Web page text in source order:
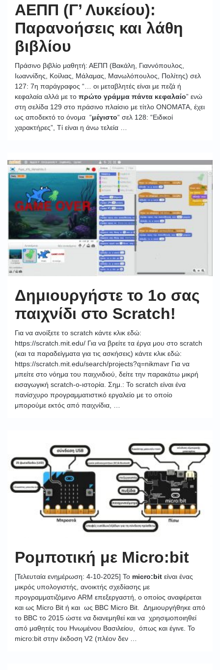
ΑΕΠΠ (Γ’ Λυκείου):
Παρανοήσεις και λάθη
βιβλίου
Πράσινο βιβλίο μαθητή: ΑΕΠΠ (Βακάλη, Γιαννόπουλος,
Ιωαννίδης, Κοίλιας, Μάλαμας, Μανωλόπουλος, Πολίτης) σελ
127: 7η παράγραφος “… οι μεταβλητές είναι με πεζά ή
κεφαλαία αλλά με το πρώτο γράμμα πάντα κεφαλαίο” ενώ
στη σελίδα 129 στο πράσινο πλαίσιο με τίτλο ΟΝΟΜΑΤΑ, έχει
ως αποδεκτό το όνομα “μέγιστο“ σελ 128: “Ειδικοί
χαρακτήρες”, Τί είναι η άνω τελεία …
Δημιουργήστε το 1ο σας
παιχνίδι στο Scratch!
Για να ανοίξετε το scratch κάντε κλικ εδώ:
https://scratch.mit.edu/ Για να βρείτε τα έργα μου στο scratch
(και τα παραδείγματα για τις ασκήσεις) κάντε κλικ εδώ:
https://scratch.mit.edu/search/projects?q=nikmavr Για να
μπείτε στο νόημα του παιχνιδιού, δείτε την παρακάτω μικρή
εισαγωγική scratch-ο-ιστορία. Σημ.: Το scratch είναι ένα
πανίσχυρο προγραμματιστικό εργαλείο με το οποίο
μπορούμε εκτός από παιχνίδια, …
Ρομποτική με Micro:bit
[Τελευταία ενημέρωση: 4-10-2025] Το micro:bit είναι ένας
μικρός υπολογιστής, ανοικτής σχεδίασης με
προγραμματιζόμενο ARM επεξεργαστή, ο οποίος αναφέρεται
και ως Micro Bit ή και ως BBC Micro Bit. Δημιουργήθηκε από
το BBC το 2015 ώστε να διανεμηθεί και να χρησιμοποιηθεί
από μαθητές του Ηνωμένου Βασιλείου, όπως και έγινε. Το
micro:bit στην έκδοση V2 (πλέον δεν …